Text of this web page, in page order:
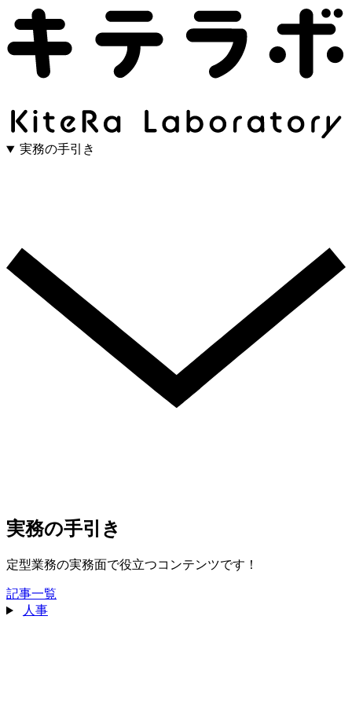
実務の手引き
実務の手引き
定型業務の実務面で役立つコンテンツです！
記事一覧
人事